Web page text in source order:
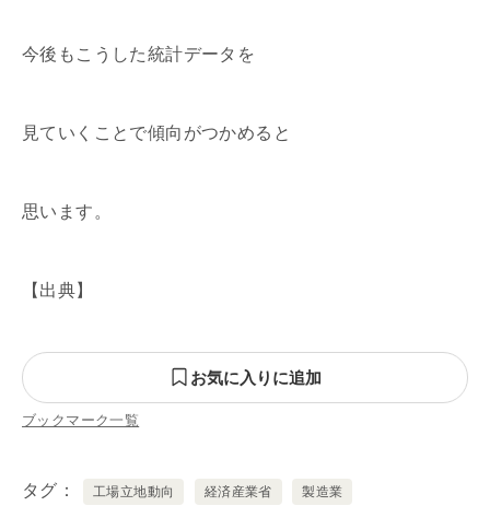
今後もこうした統計データを
見ていくことで傾向がつかめると
思います。
【出典】
お気に入りに追加
ブックマーク一覧
タグ 工場立地動向 経済産業省 製造業